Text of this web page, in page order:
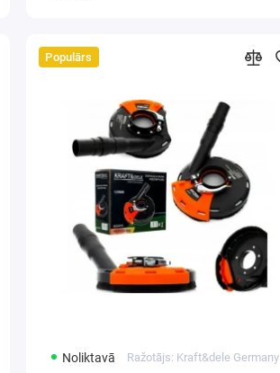
Populārs
Noliktavā Ražotājs: Kraft&dele Germany